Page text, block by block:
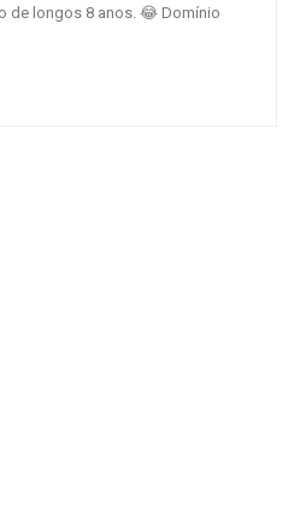
de longos 8 anos. 😂 Domínio